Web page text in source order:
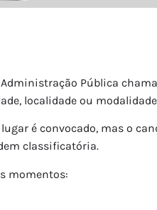
Pública
localidade ou
é convocado, mas o
classificatória.
momentos: